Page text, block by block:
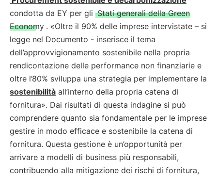
condotta da EY per gli Stati generali della Green
Economy . «Oltre il 90% delle imprese intervistate – si
legge nel Documento - inserisce il tema
dell’approvvigionamento sostenibile nella propria
rendicontazione delle performance non finanziarie e
oltre l’80% sviluppa una strategia per implementare la
sostenibilità all’interno della propria catena di
fornitura». Dai risultati di questa indagine si può
comprendere quanto sia fondamentale per le imprese
gestire in modo efficace e sostenibile la catena di
fornitura. Questa gestione è un’opportunità per
arrivare a modelli di business più responsabili,
contribuendo alla mitigazione dei rischi di fornitura,